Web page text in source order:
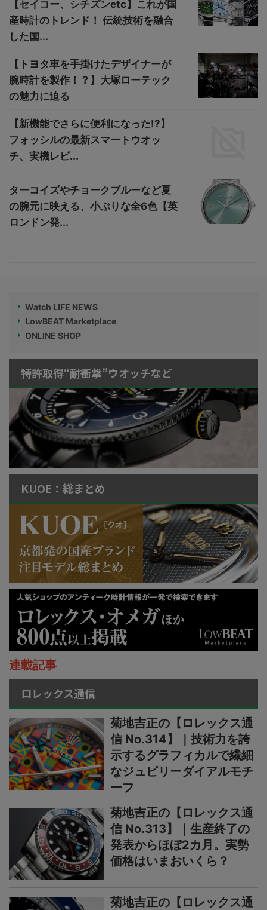
【セイコー、シチズンetc】これが国
産時計のトレンド！ 伝統技術を融合
した国...
【トヨタ車を手掛けたデザイナーが
腕時計を製作！？】大塚ローテック
の魅力に迫る
【新機能でさらに便利になった!?】
フォッシルの最新スマートウオッ
チ、実機レビ...
ターコイズやチョークブルーなど夏
の腕元に映える、小ぶりな全6色【英
ロンドン発...
Watch LIFE NEWS
LowBEAT Marketplace
ONLINE SHOP
特許取得“耐衝撃”ウオッチなど
KUOE：総まとめ
連載記事
ロレックス通信
菊地吉正の【ロレックス通
信 No.314】｜技術力を誇
示するグラフィカルで繊細
なジュビリーダイアルモチ
ーフ
菊地吉正の【ロレックス通
信 No.313】｜生産終了の
発表からほぼ2カ月。実勢
価格はいまおいくら？
菊地吉正の【ロレックス通